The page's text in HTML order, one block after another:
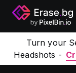
Turn your
Headshots -